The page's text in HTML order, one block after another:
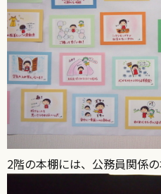
2階の本棚には、公務員関係